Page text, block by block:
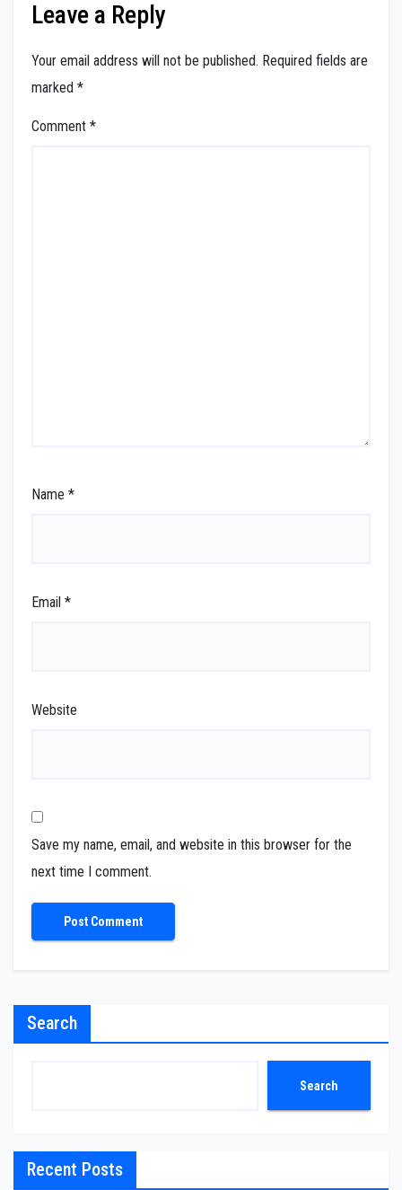
Leave a Reply
Your email address will not be published. Required fields are
marked *
Comment *
Name *
Email *
Website
Save my name, email, and website in this browser for the
next time I comment.
Search
Search
Recent Posts